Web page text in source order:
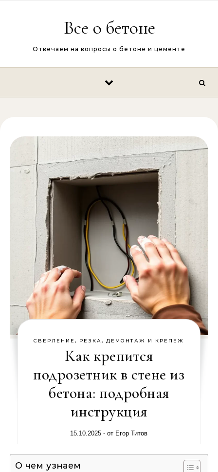
Все о бетоне
Отвечаем на вопросы о бетоне и цементе
СВЕРЛЕНИЕ, РЕЗКА, ДЕМОНТАЖ И КРЕПЕЖ
Как крепится
подрозетник в стене из
бетона: подробная
инструкция
15.10.2025 - от Егор Титов
О чем узнаем